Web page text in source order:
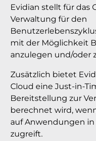
Evidian stellt für das
Verwaltung für den
mit der Möglichkeit
anzulegen und/oder
Zusätzlich bietet
Cloud eine Just-in-
Bereitstellung zur
berechnet wird,
auf Anwendungen in
zugreift.